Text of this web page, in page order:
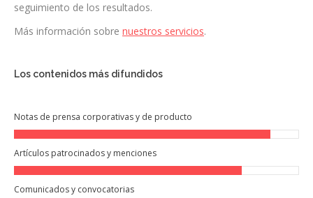
seguimiento de los resultados.
Más información sobre nuestros servicios.
Los contenidos más difundidos
Notas de prensa corporativas y de producto
Artículos patrocinados y menciones
Comunicados y convocatorias